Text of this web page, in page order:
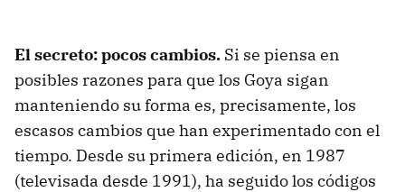
El secreto: pocos cambios. Si se piensa en
posibles razones para que los Goya sigan
manteniendo su forma es, precisamente, los
escasos cambios que han experimentado con el
tiempo. Desde su primera edición, en 1987
(televisada desde 1991), ha seguido los códigos